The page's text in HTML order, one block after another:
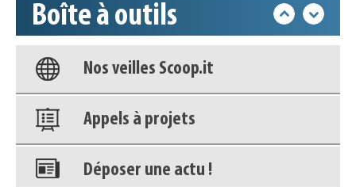
Boîte à outils
Base documentaire
Nos veilles Scoop.it
Appels à projets
Déposer une actu !